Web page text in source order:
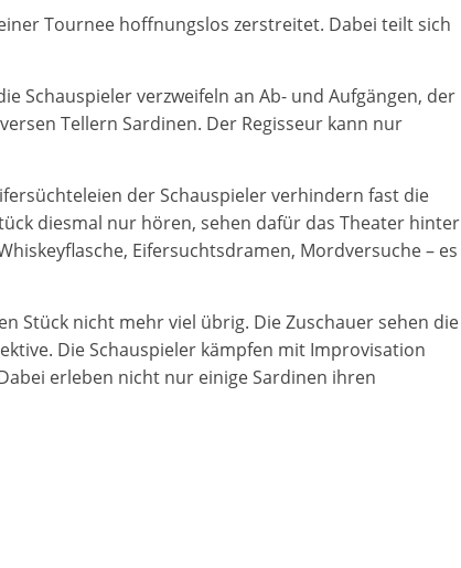
Tournee hoffnungslos zerstreitet. Dabei teilt sich
Schauspieler verzweifeln an Ab- und Aufgängen, der
Tellern Sardinen. Der Regisseur kann nur
der Schauspieler verhindern fast die
diesmal nur hören, sehen dafür das Theater hinter
Eifersuchtsdramen, Mordversuche – es
Stück nicht mehr viel übrig. Die Zuschauer sehen die
Die Schauspieler kämpfen mit Improvisation
erleben nicht nur einige Sardinen ihren